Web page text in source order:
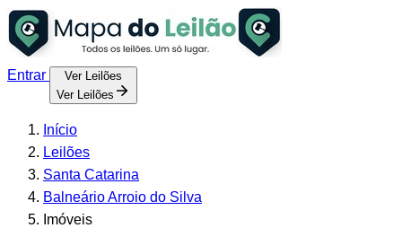
Entrar
Ver Leilões
Ver Leilões
Início
Leilões
Santa Catarina
Balneário Arroio do Silva
Imóveis